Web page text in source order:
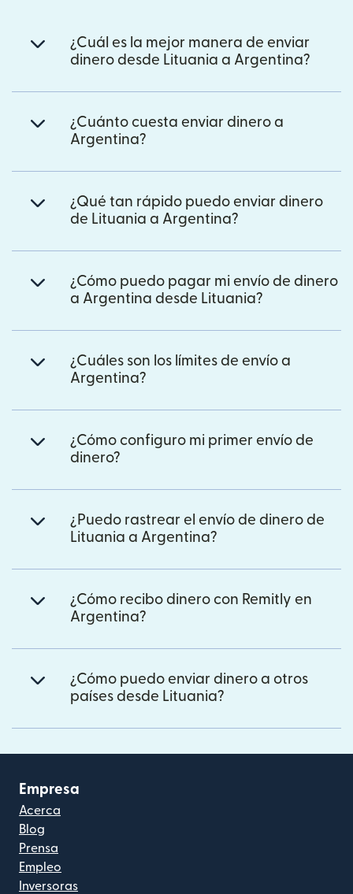
¿Cuál es la mejor manera de enviar
dinero desde Lituania a Argentina?
¿Cuánto cuesta enviar dinero a
Argentina?
¿Qué tan rápido puedo enviar dinero
de Lituania a Argentina?
¿Cómo puedo pagar mi envío de dinero
a Argentina desde Lituania?
¿Cuáles son los límites de envío a
Argentina?
¿Cómo configuro mi primer envío de
dinero?
¿Puedo rastrear el envío de dinero de
Lituania a Argentina?
¿Cómo recibo dinero con Remitly en
Argentina?
¿Cómo puedo enviar dinero a otros
países desde Lituania?
Empresa
Acerca
Blog
Prensa
Empleo
Inversoras